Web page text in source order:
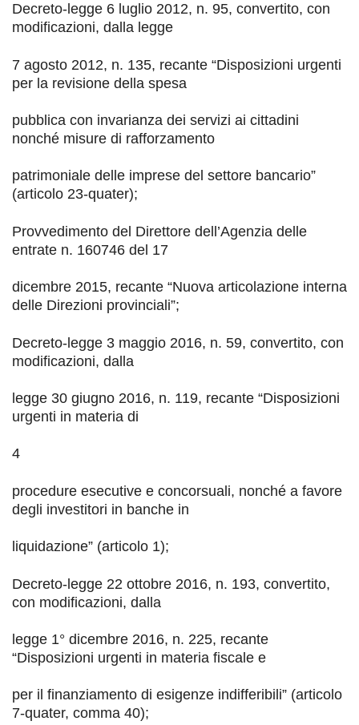
Decreto-legge 6 luglio 2012, n. 95, convertito, con
modificazioni, dalla legge
7 agosto 2012, n. 135, recante “Disposizioni urgenti
per la revisione della spesa
pubblica con invarianza dei servizi ai cittadini
nonché misure di rafforzamento
patrimoniale delle imprese del settore bancario”
(articolo 23-quater);
Provvedimento del Direttore dell’Agenzia delle
entrate n. 160746 del 17
dicembre 2015, recante “Nuova articolazione interna
delle Direzioni provinciali”;
Decreto-legge 3 maggio 2016, n. 59, convertito, con
modificazioni, dalla
legge 30 giugno 2016, n. 119, recante “Disposizioni
urgenti in materia di
4
procedure esecutive e concorsuali, nonché a favore
degli investitori in banche in
liquidazione” (articolo 1);
Decreto-legge 22 ottobre 2016, n. 193, convertito,
con modificazioni, dalla
legge 1° dicembre 2016, n. 225, recante
“Disposizioni urgenti in materia fiscale e
per il finanziamento di esigenze indifferibili” (articolo
7-quater, comma 40);